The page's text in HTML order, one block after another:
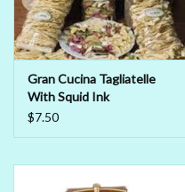
Brands
Gran Cucina Tagliatelle
With Squid Ink
$7.50